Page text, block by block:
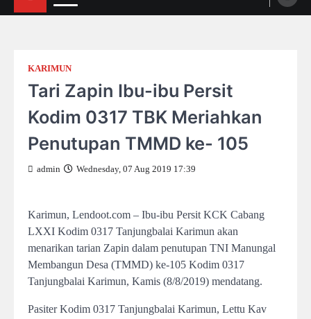
KARIMUN
Tari Zapin Ibu-ibu Persit
Kodim 0317 TBK Meriahkan
Penutupan TMMD ke- 105
admin Wednesday, 07 Aug 2019 17:39
Karimun, Lendoot.com – Ibu-ibu Persit KCK Cabang
LXXI Kodim 0317 Tanjungbalai Karimun akan
menarikan tarian Zapin dalam penutupan TNI Manungal
Membangun Desa (TMMD) ke-105 Kodim 0317
Tanjungbalai Karimun, Kamis (8/8/2019) mendatang.
Pasiter Kodim 0317 Tanjungbalai Karimun, Lettu Kav